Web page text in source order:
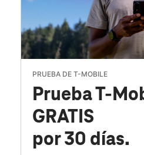
PRUEBA DE T-MOBILE
Prueba T-
GRATIS
por 30 días.